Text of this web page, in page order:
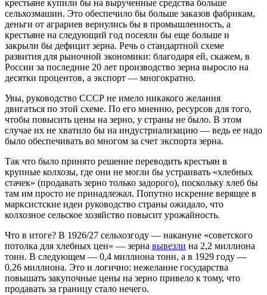
крестьяне купили бы на вырученные средства больше
сельхозмашин. Это обеспечило бы больше заказов фабрикам,
деньги от аграриев вернулись бы в промышленность, а
крестьяне на следующий год посеяли бы еще больше и
закрыли бы дефицит зерна. Речь о стандартной схеме
развития для рыночной экономики: благодаря ей, скажем, в
России за последние 20 лет производство зерна выросло на
десятки процентов, а экспорт — многократно.
Увы, руководство СССР не имело никакого желания
двигаться по этой схеме. По его мнению, ресурсов для того,
чтобы повысить цены на зерно, у страны не было. В этом
случае их не хватило бы на индустриализацию — ведь ее надо
было обеспечивать во многом за счет экспорта зерна.
Так что было принято решение переводить крестьян в
крупные колхозы, где они не могли бы устраивать «хлебных
стачек» (продавать зерно только задорого), поскольку хлеб бы
там им просто не принадлежал. Попутно искренне верящее в
марксистские идеи руководство страны ожидало, что
колхозное сельское хозяйство повысит урожайность.
Что в итоге? В 1926/27 сельхозгоду — накануне «советского
потолка для хлебных цен» — зерна вывезли на 2,2 миллиона
тонн. В следующем — 0,4 миллиона тонн, а в 1929 году —
0,26 миллиона. Это и логично: нежелание государства
повышать закупочные цены на зерно привело к тому, что
продавать за границу стало нечего.